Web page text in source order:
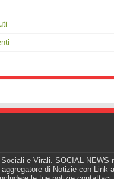
e Virali. SOCIAL NEWS
di Notizie con Link